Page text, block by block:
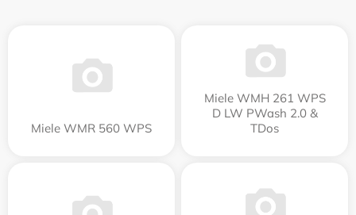
Miele WMR 560 WPS
Miele WMH 261 WPS
D LW PWash 2.0 &
TDos